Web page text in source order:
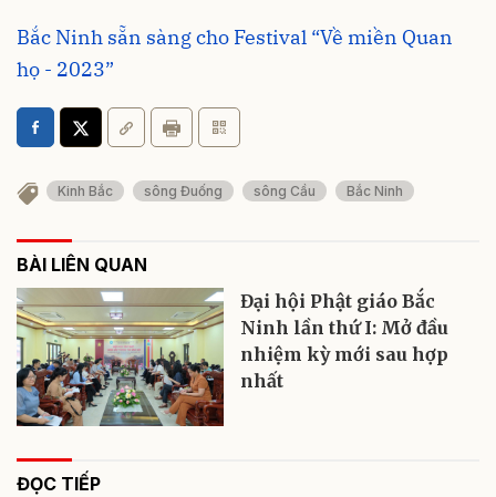
Bắc Ninh sẵn sàng cho Festival “Về miền Quan
họ - 2023”
Kinh Bắc sông Đuống sông Cầu Bắc Ninh
BÀI LIÊN QUAN
Đại hội Phật giáo Bắc
Ninh lần thứ I: Mở đầu
nhiệm kỳ mới sau hợp
nhất
ĐỌC TIẾP